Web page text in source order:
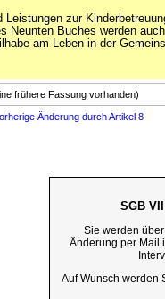
Leistungen zur
Neunten Buches werden
am Leben in der
frühere Fassung vorhanden)
Änderung durch Artikel 8
SGB
Sie werden
Änderung per Mail
Auf Wunsch werden